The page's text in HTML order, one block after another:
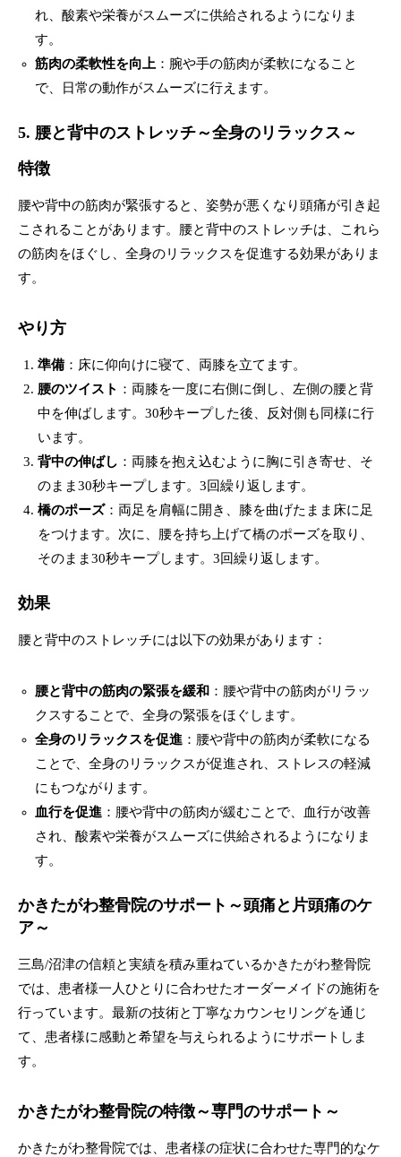
れ、酸素や栄養がスムーズに供給されるようになりま
す。
筋肉の柔軟性を向上 ：腕や手の筋肉が柔軟になること
で、日常の動作がスムーズに行えます。
5. 腰と背中のストレッチ～全身のリラックス～
特徴
腰や背中の筋肉が緊張すると、姿勢が悪くなり頭痛が引き起
こされることがあります。腰と背中のストレッチは、これら
の筋肉をほぐし、全身のリラックスを促進する効果がありま
す。
やり方
準備：床に仰向けに寝て、両膝を立てます。
腰のツイスト ：両膝を一度に右側に倒し、左側の腰と背
中を伸ばします。30秒キープした後、反対側も同様に行
います。
背中の伸ばし ：両膝を抱え込むように胸に引き寄せ、そ
のまま30秒キープします。3回繰り返します。
橋のポーズ：両足を肩幅に開き、膝を曲げたまま床に足
をつけます。次に、腰を持ち上げて橋のポーズを取り、
そのまま30秒キープします。3回繰り返します。
効果
腰と背中のストレッチには以下の効果があります：
腰と背中の筋肉の緊張を緩和 ：腰や背中の筋肉がリラッ
クスすることで、全身の緊張をほぐします。
全身のリラックスを促進 ：腰や背中の筋肉が柔軟になる
ことで、全身のリラックスが促進され、ストレスの軽減
にもつながります。
血行を促進 ：腰や背中の筋肉が緩むことで、血行が改善
され、酸素や栄養がスムーズに供給されるようになりま
す。
かきたがわ整骨院のサポート～頭痛と片頭痛のケ
ア～
三島/沼津の信頼と実績を積み重ねているかきたがわ整骨院
では、患者様一人ひとりに合わせたオーダーメイドの施術を
行っています。最新の技術と丁寧なカウンセリングを通じ
て、患者様に感動と希望を与えられるようにサポートしま
す。
かきたがわ整骨院の特徴～専門のサポート～
かきたがわ整骨院では、患者様の症状に合わせた専門的なケ